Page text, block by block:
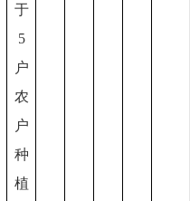
于
5
户
农
户
种
植